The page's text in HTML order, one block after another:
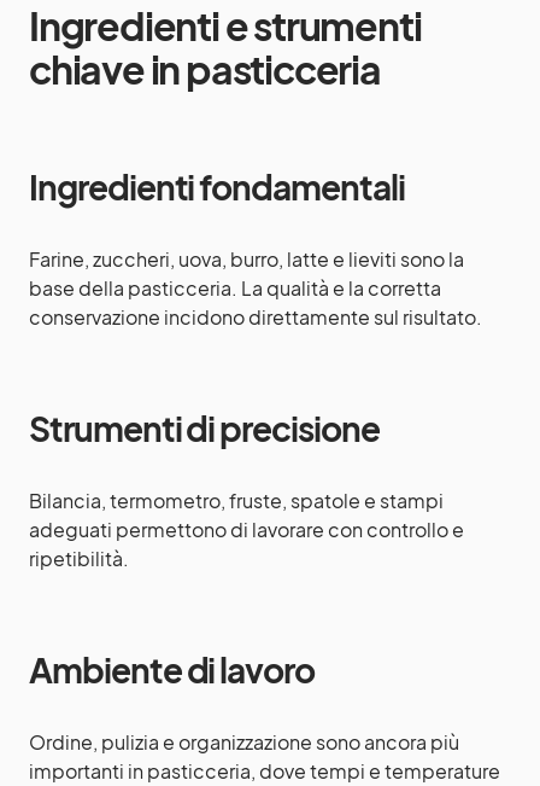
Ingredienti e strumenti
chiave in pasticceria
Ingredienti fondamentali
Farine, zuccheri, uova, burro, latte e lieviti sono la
base della pasticceria. La qualità e la corretta
conservazione incidono direttamente sul risultato.
Strumenti di precisione
Bilancia, termometro, fruste, spatole e stampi
adeguati permettono di lavorare con controllo e
ripetibilità.
Ambiente di lavoro
Ordine, pulizia e organizzazione sono ancora più
importanti in pasticceria, dove tempi e temperature